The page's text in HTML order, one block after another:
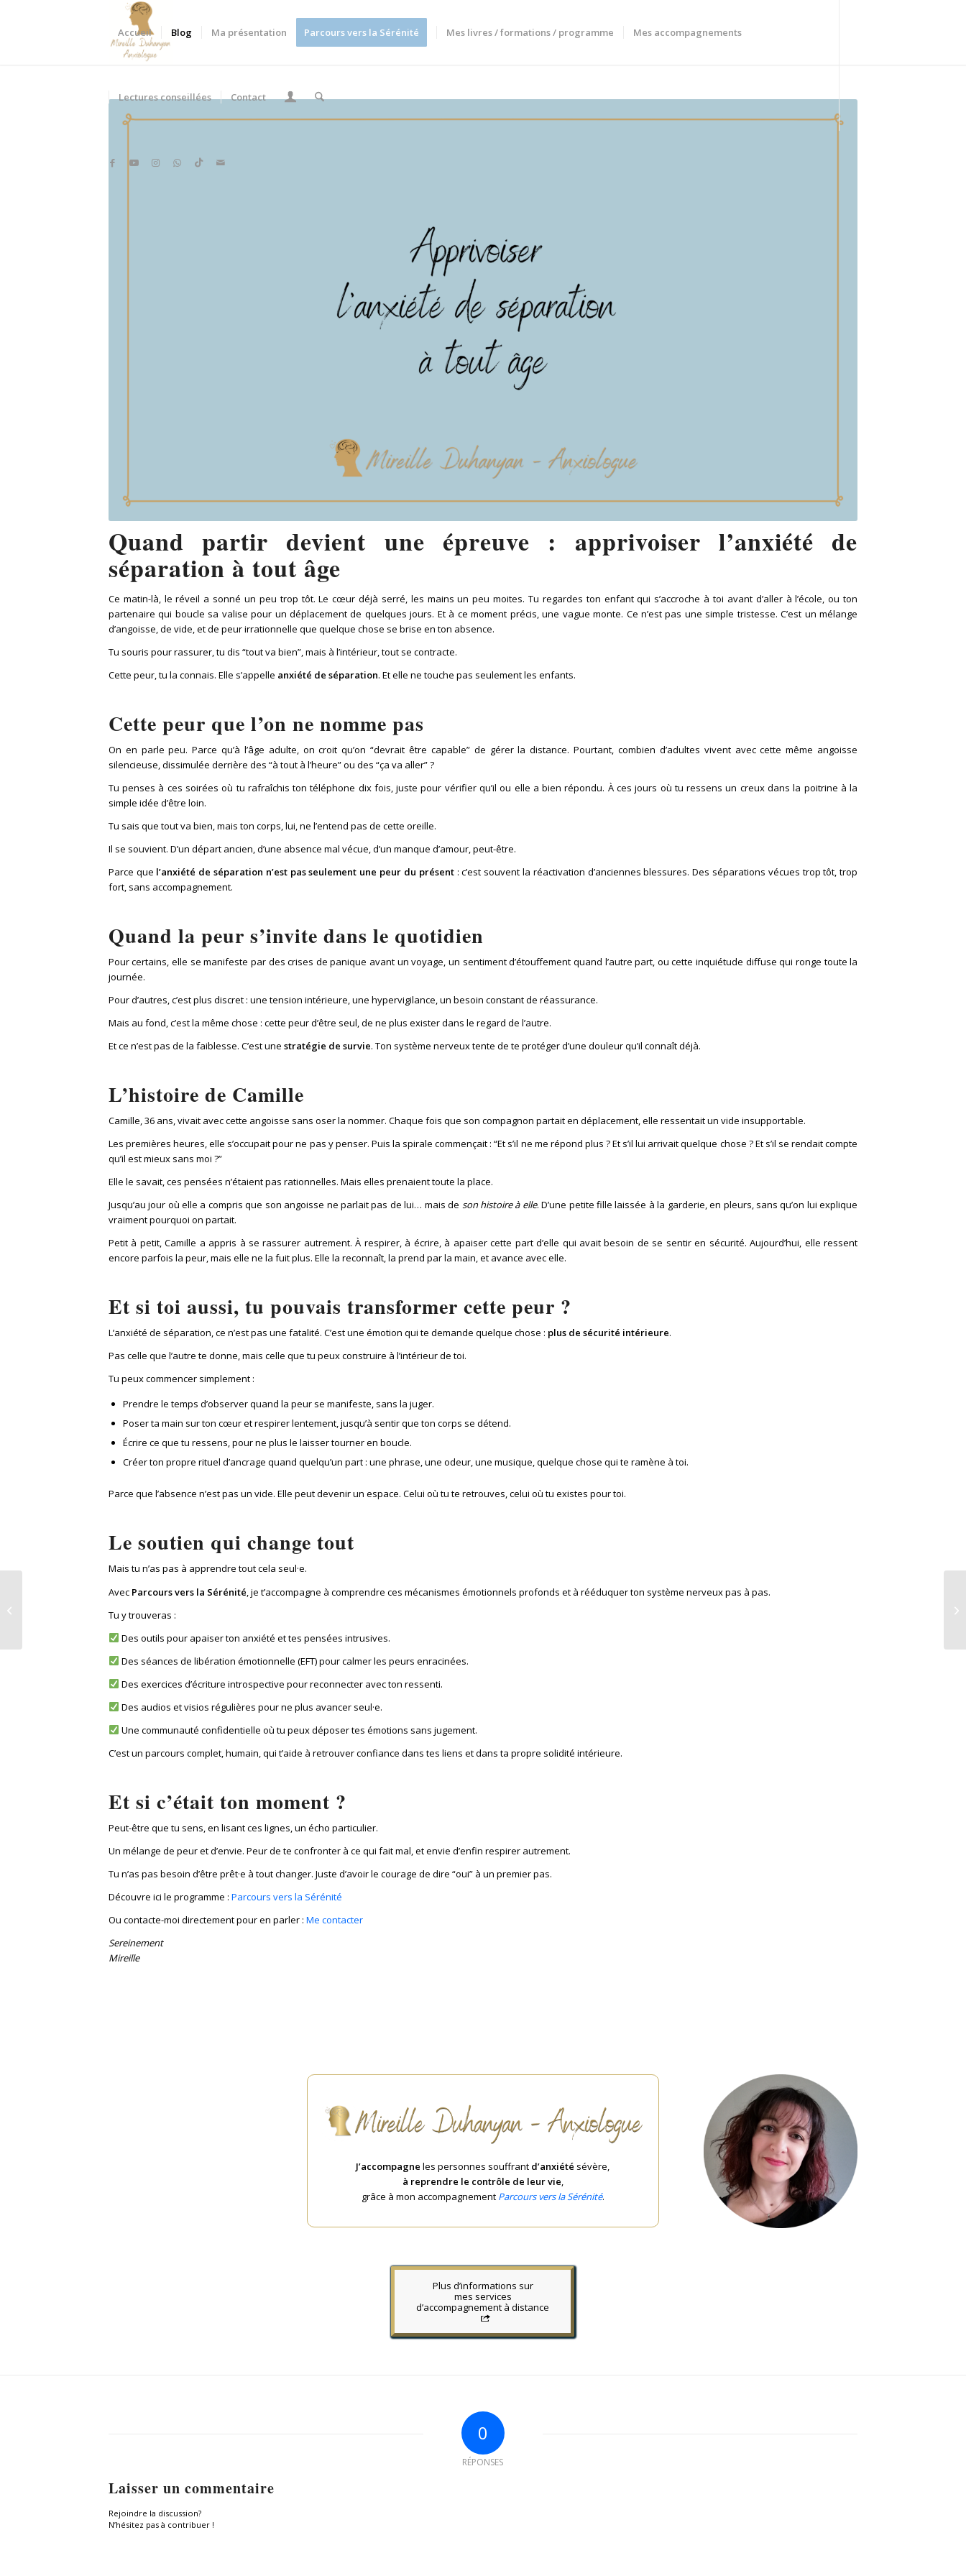
Accueil Blog Ma présentation Parcours vers la Sérénité Mes livres / formations / programme Mes accompagnements
Lectures conseillées Contact
Quand partir devient une épreuve : apprivoiser l’anxiété de
séparation à tout âge
Ce matin-là, le réveil a sonné un peu trop tôt. Le cœur déjà serré, les mains un peu moites. Tu regardes ton enfant qui s’accroche à toi avant d’aller à l’école, ou ton
partenaire qui boucle sa valise pour un déplacement de quelques jours. Et à ce moment précis, une vague monte. Ce n’est pas une simple tristesse. C’est un mélange
d’angoisse, de vide, et de peur irrationnelle que quelque chose se brise en ton absence.
Tu souris pour rassurer, tu dis “tout va bien”, mais à l’intérieur, tout se contracte.
Cette peur, tu la connais. Elle s’appelle anxiété de séparation. Et elle ne touche pas seulement les enfants.
Cette peur que l’on ne nomme pas
On en parle peu. Parce qu’à l’âge adulte, on croit qu’on “devrait être capable” de gérer la distance. Pourtant, combien d’adultes vivent avec cette même angoisse
silencieuse, dissimulée derrière des “à tout à l’heure” ou des “ça va aller” ?
Tu penses à ces soirées où tu rafraîchis ton téléphone dix fois, juste pour vérifier qu’il ou elle a bien répondu. À ces jours où tu ressens un creux dans la poitrine à la
simple idée d’être loin.
Tu sais que tout va bien, mais ton corps, lui, ne l’entend pas de cette oreille.
Il se souvient. D’un départ ancien, d’une absence mal vécue, d’un manque d’amour, peut-être.
Parce que l’anxiété de séparation n’est pas seulement une peur du présent: c’est souvent la réactivation d’anciennes blessures. Des séparations vécues trop tôt, trop
fort, sans accompagnement.
Quand la peur s’invite dans le quotidien
Pour certains, elle se manifeste par des crises de panique avant un voyage, un sentiment d’étouffement quand l’autre part, ou cette inquiétude diffuse qui ronge toute la
journée.
Pour d’autres, c’est plus discret : une tension intérieure, une hypervigilance, un besoin constant de réassurance.
Mais au fond, c’est la même chose : cette peur d’être seul, de ne plus exister dans le regard de l’autre.
Et ce n’est pas de la faiblesse. C’est une stratégie de survie. Ton système nerveux tente de te protéger d’une douleur qu’il connaît déjà.
L’histoire de Camille
Camille, 36 ans, vivait avec cette angoisse sans oser la nommer. Chaque fois que son compagnon partait en déplacement, elle ressentait un vide insupportable.
Les premières heures, elle s’occupait pour ne pas y penser. Puis la spirale commençait : “Et s’il ne me répond plus ? Et s’il lui arrivait quelque chose ? Et s’il se rendait compte
qu’il est mieux sans moi ?”
Elle le savait, ces pensées n’étaient pas rationnelles. Mais elles prenaient toute la place.
Jusqu’au jour où elle a compris que son angoisse ne parlait pas de lui… mais de son histoire à elle. D’une petite fille laissée à la garderie, en pleurs, sans qu’on lui explique
vraiment pourquoi on partait.
Petit à petit, Camille a appris à se rassurer autrement. À respirer, à écrire, à apaiser cette part d’elle qui avait besoin de se sentir en sécurité. Aujourd’hui, elle ressent
encore parfois la peur, mais elle ne la fuit plus. Elle la reconnaît, la prend par la main, et avance avec elle.
Et si toi aussi, tu pouvais transformer cette peur ?
L’anxiété de séparation, ce n’est pas une fatalité. C’est une émotion qui te demande quelque chose : plus de sécurité intérieure.
Pas celle que l’autre te donne, mais celle que tu peux construire à l’intérieur de toi.
Tu peux commencer simplement :
Prendre le temps d’observer quand la peur se manifeste, sans la juger.
Poser ta main sur ton cœur et respirer lentement, jusqu’à sentir que ton corps se détend.
Écrire ce que tu ressens, pour ne plus le laisser tourner en boucle.
Créer ton propre rituel d’ancrage quand quelqu’un part : une phrase, une odeur, une musique, quelque chose qui te ramène à toi.
Parce que l’absence n’est pas un vide. Elle peut devenir un espace. Celui où tu te retrouves, celui où tu existes pour toi.
Le soutien qui change tout
Mais tu n’as pas à apprendre tout cela seul·e.
Avec Parcours vers la Sérénité , je t’accompagne à comprendre ces mécanismes émotionnels profonds et à rééduquer ton système nerveux pas à pas.
Tu y trouveras :
Des outils pour apaiser ton anxiété et tes pensées intrusives.
Des séances de libération émotionnelle (EFT) pour calmer les peurs enracinées.
Des exercices d’écriture introspective pour reconnecter avec ton ressenti.
Des audios et visios régulières pour ne plus avancer seul·e.
Une communauté confidentielle où tu peux déposer tes émotions sans jugement.
C’est un parcours complet, humain, qui t’aide à retrouver confiance dans tes liens et dans ta propre solidité intérieure.
Et si c’était ton moment ?
Peut-être que tu sens, en lisant ces lignes, un écho particulier.
Un mélange de peur et d’envie. Peur de te confronter à ce qui fait mal, et envie d’enfin respirer autrement.
Tu n’as pas besoin d’être prêt·e à tout changer. Juste d’avoir le courage de dire “oui” à un premier pas.
Découvre ici le programme : Parcours vers la Sérénité
Ou contacte-moi directement pour en parler : Me contacter
Sereinement
Mireille
J’accompagne les personnes souffrant d’anxiété sévère,
à reprendre le contrôle de leur vie
grâce à mon accompagnement Parcours vers la Sérénité.
Plus d’informations sur
mes services
d’accompagnement à distance
0
RÉPONSES
Laisser un commentaire
Rejoindre la discussion?
N’hésitez pas à contribuer !
Alimentation et anxiété